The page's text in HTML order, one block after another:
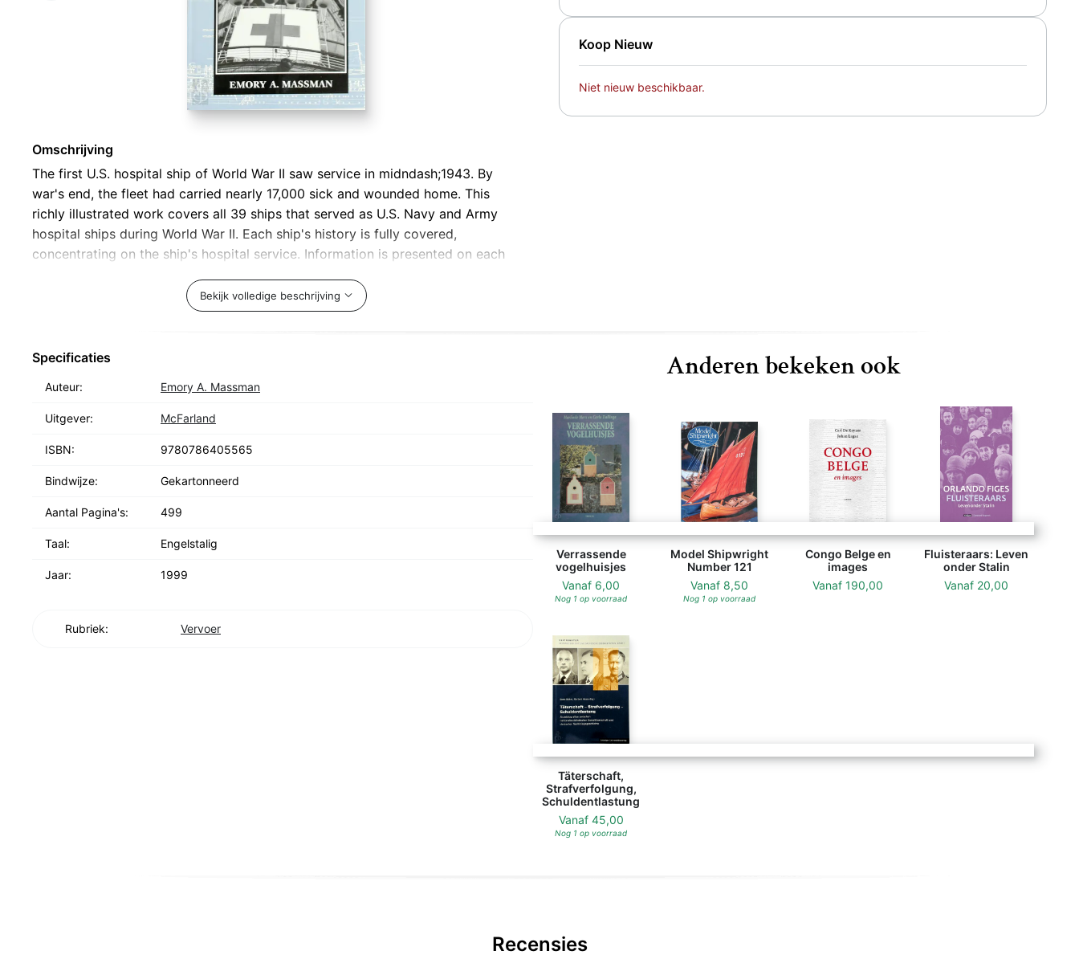
Koop Nieuw
Niet nieuw beschikbaar.
Omschrijving
The first U.S. hospital ship of World War II saw service in midndash;1943. By
war's end, the fleet had carried nearly 17,000 sick and wounded home. This
richly illustrated work covers all 39 ships that served as U.S. Navy and Army
hospital ships during World War II. Each ship's history is fully covered,
concentrating on the ship's hospital service. Information is presented on each
encountered, and life aboard the ships. General layouts of the ships and
technical data are also included. Biographies are provided on persons for whom
Bekijk volledige beschrijving
Anderen bekeken ook
Verrassende
vogelhuisjes
Vanaf 6,00
Nog 1 op voorraad
Model Shipwright
Number 121
Vanaf 8,50
Nog 1 op voorraad
Congo Belge en
images
Vanaf 190,00
Fluisteraars: Leven
onder Stalin
Vanaf 20,00
Täterschaft,
Strafverfolgung,
Schuldentlastung
Vanaf 45,00
Nog 1 op voorraad
Specificaties
Auteur: Emory A. Massman
Uitgever: McFarland
ISBN: 9780786405565
Bindwijze: Gekartonneerd
Aantal Pagina's: 499
Taal: Engelstalig
Jaar: 1999
Rubriek: Vervoer
Recensies